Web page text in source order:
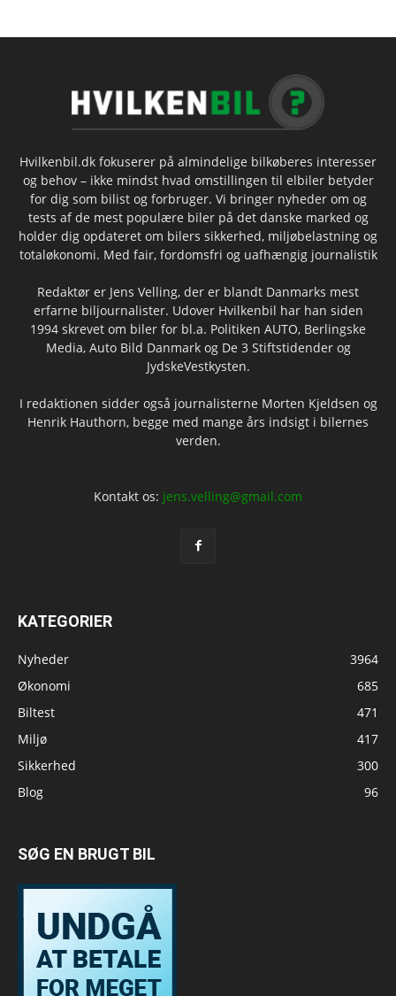
Hvilkenbil.dk fokuserer på almindelige bilkøberes interesser
og behov – ikke mindst hvad omstillingen til elbiler betyder
for dig som bilist og forbruger. Vi bringer nyheder om og
tests af de mest populære biler på det danske marked og
holder dig opdateret om bilers sikkerhed, miljøbelastning og
totaløkonomi. Med fair, fordomsfri og uafhængig journalistik
Redaktør er Jens Velling, der er blandt Danmarks mest
erfarne biljournalister. Udover Hvilkenbil har han siden
1994 skrevet om biler for bl.a. Politiken AUTO, Berlingske
Media, Auto Bild Danmark og De 3 Stiftstidender og
JydskeVestkysten.
I redaktionen sidder også journalisterne Morten Kjeldsen og
Henrik Hauthorn, begge med mange års indsigt i bilernes
verden.
Kontakt os: jens.velling@gmail.com
KATEGORIER
Nyheder
3964
Økonomi
685
Biltest
471
Miljø
417
Sikkerhed
300
Blog
96
SØG EN BRUGT BIL